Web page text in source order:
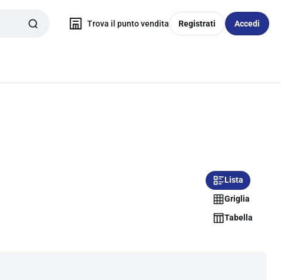
Trova il punto vendita Registrati Accedi
Lista
Griglia
Tabella